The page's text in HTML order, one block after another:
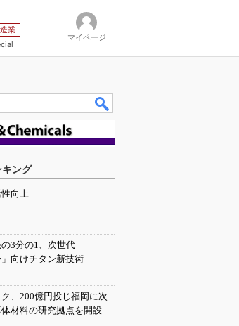
業
マイページ
ング
向上
3分の1、次世代
」向けチタン新技術
ク、200億円投じ福岡に次
材料の研究拠点を開設